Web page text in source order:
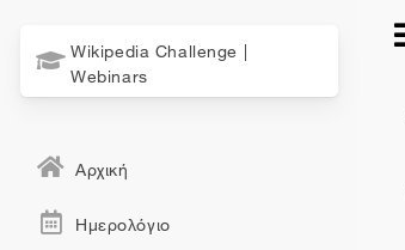
Wikipedia Challenge |
Webinars
Αρχική
Ημερολόγιο